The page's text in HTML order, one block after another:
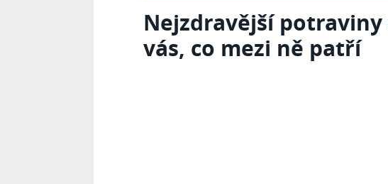
Nejzdravější
vás, co mezi ně patří